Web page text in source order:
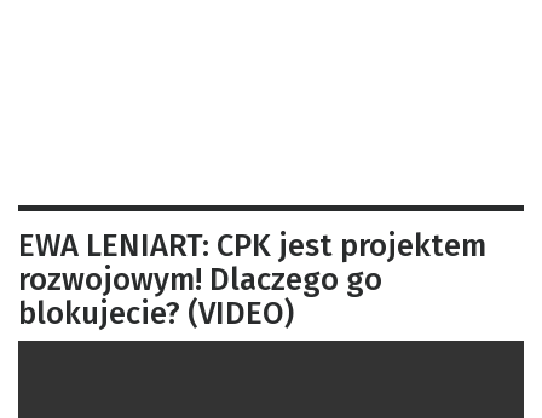
EWA LENIART: CPK jest projektem
rozwojowym! Dlaczego go
blokujecie? (VIDEO)